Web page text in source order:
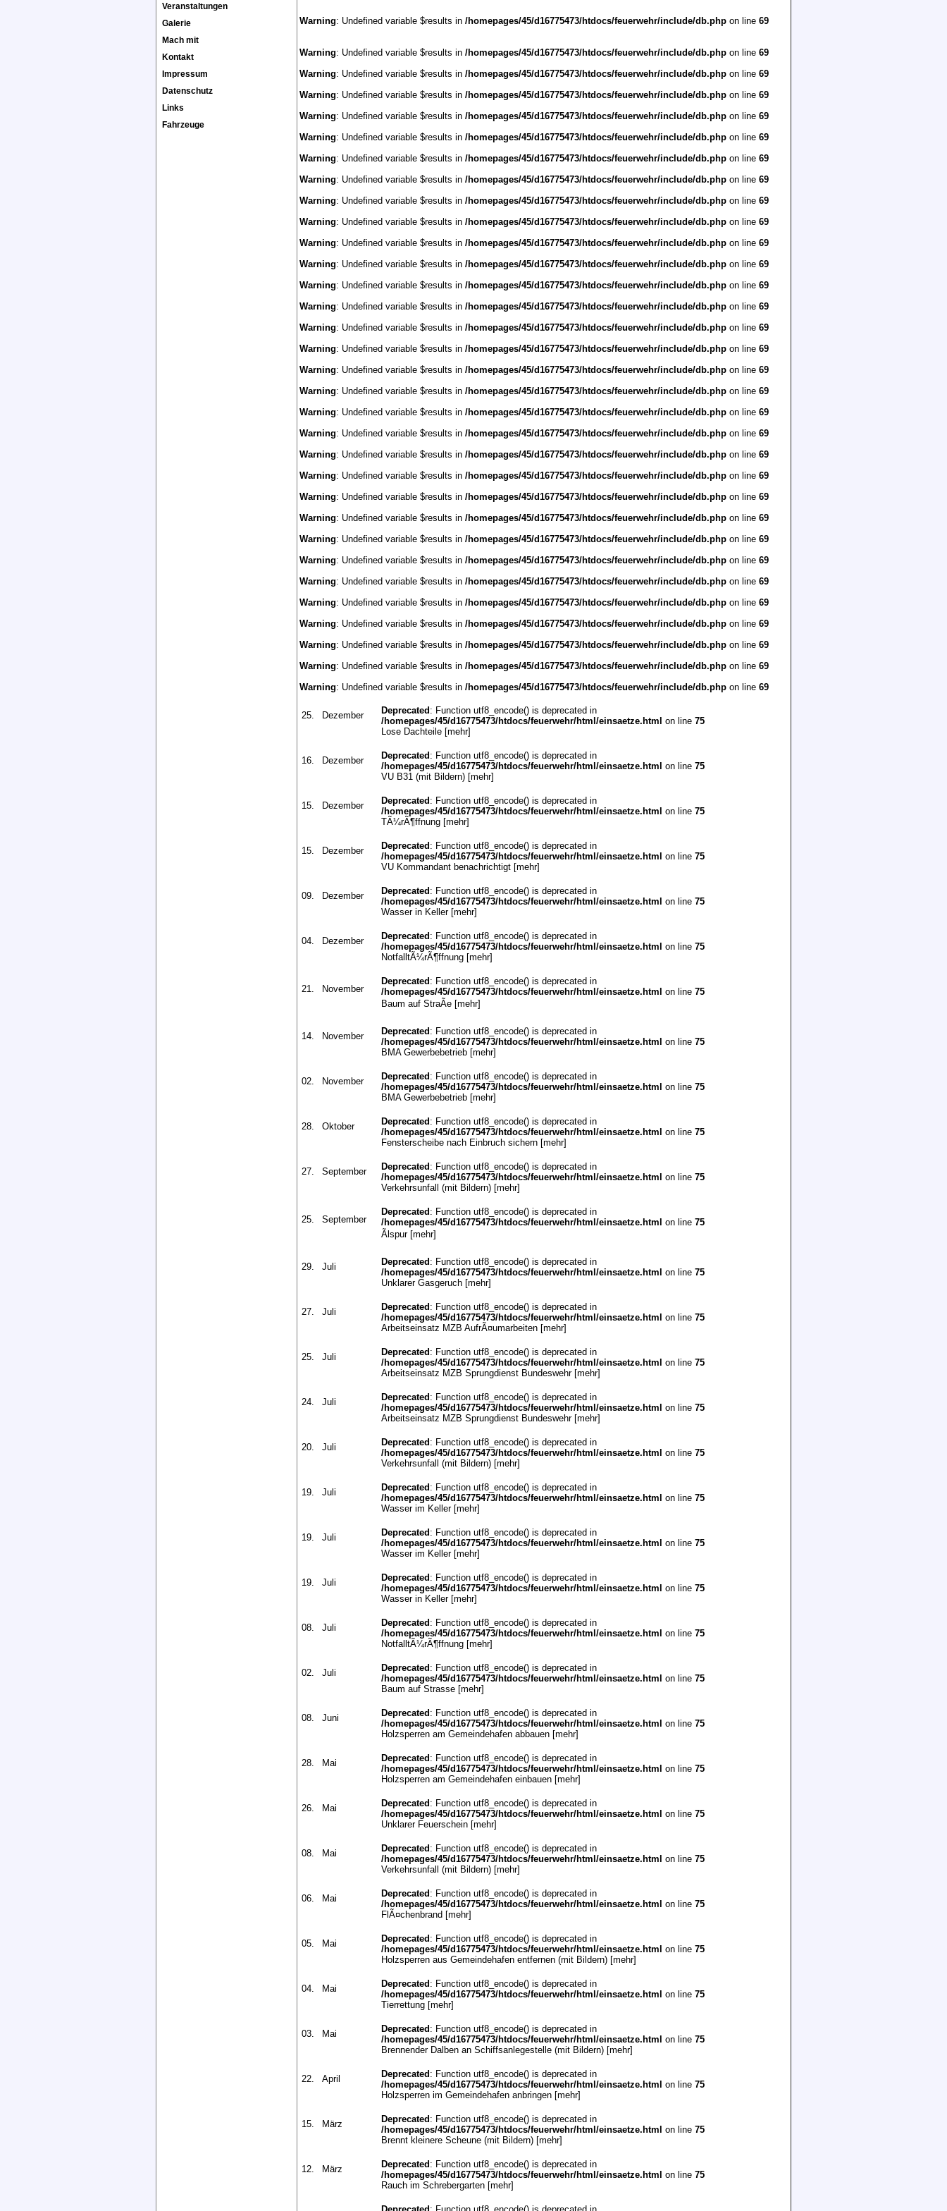
Veranstaltungen
Galerie
Mach mit
Kontakt
Impressum
Datenschutz
Links
Fahrzeuge
Warning: Undefined variable $results in /homepages/45/d16775473/htdocs/feuerwehr/include/db.php on line 69
Warning: Undefined variable $results in /homepages/45/d16775473/htdocs/feuerwehr/include/db.php on line 69
Warning: Undefined variable $results in /homepages/45/d16775473/htdocs/feuerwehr/include/db.php on line 69
Warning: Undefined variable $results in /homepages/45/d16775473/htdocs/feuerwehr/include/db.php on line 69
Warning: Undefined variable $results in /homepages/45/d16775473/htdocs/feuerwehr/include/db.php on line 69
Warning: Undefined variable $results in /homepages/45/d16775473/htdocs/feuerwehr/include/db.php on line 69
Warning: Undefined variable $results in /homepages/45/d16775473/htdocs/feuerwehr/include/db.php on line 69
Warning: Undefined variable $results in /homepages/45/d16775473/htdocs/feuerwehr/include/db.php on line 69
Warning: Undefined variable $results in /homepages/45/d16775473/htdocs/feuerwehr/include/db.php on line 69
Warning: Undefined variable $results in /homepages/45/d16775473/htdocs/feuerwehr/include/db.php on line 69
Warning: Undefined variable $results in /homepages/45/d16775473/htdocs/feuerwehr/include/db.php on line 69
Warning: Undefined variable $results in /homepages/45/d16775473/htdocs/feuerwehr/include/db.php on line 69
Warning: Undefined variable $results in /homepages/45/d16775473/htdocs/feuerwehr/include/db.php on line 69
Warning: Undefined variable $results in /homepages/45/d16775473/htdocs/feuerwehr/include/db.php on line 69
Warning: Undefined variable $results in /homepages/45/d16775473/htdocs/feuerwehr/include/db.php on line 69
Warning: Undefined variable $results in /homepages/45/d16775473/htdocs/feuerwehr/include/db.php on line 69
Warning: Undefined variable $results in /homepages/45/d16775473/htdocs/feuerwehr/include/db.php on line 69
Warning: Undefined variable $results in /homepages/45/d16775473/htdocs/feuerwehr/include/db.php on line 69
Warning: Undefined variable $results in /homepages/45/d16775473/htdocs/feuerwehr/include/db.php on line 69
Warning: Undefined variable $results in /homepages/45/d16775473/htdocs/feuerwehr/include/db.php on line 69
Warning: Undefined variable $results in /homepages/45/d16775473/htdocs/feuerwehr/include/db.php on line 69
Warning: Undefined variable $results in /homepages/45/d16775473/htdocs/feuerwehr/include/db.php on line 69
Warning: Undefined variable $results in /homepages/45/d16775473/htdocs/feuerwehr/include/db.php on line 69
Warning: Undefined variable $results in /homepages/45/d16775473/htdocs/feuerwehr/include/db.php on line 69
Warning: Undefined variable $results in /homepages/45/d16775473/htdocs/feuerwehr/include/db.php on line 69
Warning: Undefined variable $results in /homepages/45/d16775473/htdocs/feuerwehr/include/db.php on line 69
Warning: Undefined variable $results in /homepages/45/d16775473/htdocs/feuerwehr/include/db.php on line 69
Warning: Undefined variable $results in /homepages/45/d16775473/htdocs/feuerwehr/include/db.php on line 69
Warning: Undefined variable $results in /homepages/45/d16775473/htdocs/feuerwehr/include/db.php on line 69
Warning: Undefined variable $results in /homepages/45/d16775473/htdocs/feuerwehr/include/db.php on line 69
Warning: Undefined variable $results in /homepages/45/d16775473/htdocs/feuerwehr/include/db.php on line 69
Warning: Undefined variable $results in /homepages/45/d16775473/htdocs/feuerwehr/include/db.php on line 69
25. Dezember Deprecated : Function utf8_encode() is deprecated in
/homepages/45/d16775473/htdocs/feuerwehr/html/einsaetze.html on line 75
Lose Dachteile [mehr]
16. Dezember Deprecated : Function utf8_encode() is deprecated in
/homepages/45/d16775473/htdocs/feuerwehr/html/einsaetze.html on line 75
VU B31 (mit Bildern) [mehr]
15. Dezember Deprecated : Function utf8_encode() is deprecated in
/homepages/45/d16775473/htdocs/feuerwehr/html/einsaetze.html on line 75
TÃ¼rÃ¶ffnung [mehr]
15. Dezember Deprecated : Function utf8_encode() is deprecated in
/homepages/45/d16775473/htdocs/feuerwehr/html/einsaetze.html on line 75
VU Kommandant benachrichtigt [mehr]
09. Dezember Deprecated : Function utf8_encode() is deprecated in
/homepages/45/d16775473/htdocs/feuerwehr/html/einsaetze.html on line 75
Wasser in Keller [mehr]
04. Dezember Deprecated : Function utf8_encode() is deprecated in
/homepages/45/d16775473/htdocs/feuerwehr/html/einsaetze.html on line 75
NotfalltÃ¼rÃ¶ffnung [mehr]
21. November
Deprecated : Function utf8_encode() is deprecated in
/homepages/45/d16775473/htdocs/feuerwehr/html/einsaetze.html on line 75
Baum auf StraÃe [mehr]
14. November Deprecated : Function utf8_encode() is deprecated in
/homepages/45/d16775473/htdocs/feuerwehr/html/einsaetze.html on line 75
BMA Gewerbebetrieb [mehr]
02. November Deprecated : Function utf8_encode() is deprecated in
/homepages/45/d16775473/htdocs/feuerwehr/html/einsaetze.html on line 75
BMA Gewerbebetrieb [mehr]
28. Oktober Deprecated : Function utf8_encode() is deprecated in
/homepages/45/d16775473/htdocs/feuerwehr/html/einsaetze.html on line 75
Fensterscheibe nach Einbruch sichern [mehr]
27. September Deprecated : Function utf8_encode() is deprecated in
/homepages/45/d16775473/htdocs/feuerwehr/html/einsaetze.html on line 75
Verkehrsunfall (mit Bildern) [mehr]
25. September
Deprecated : Function utf8_encode() is deprecated in
/homepages/45/d16775473/htdocs/feuerwehr/html/einsaetze.html on line 75
Ãlspur [mehr]
29. Juli Deprecated : Function utf8_encode() is deprecated in
/homepages/45/d16775473/htdocs/feuerwehr/html/einsaetze.html on line 75
Unklarer Gasgeruch [mehr]
27. Juli Deprecated : Function utf8_encode() is deprecated in
/homepages/45/d16775473/htdocs/feuerwehr/html/einsaetze.html on line 75
Arbeitseinsatz MZB AufrÃ¤umarbeiten [mehr]
25. Juli Deprecated : Function utf8_encode() is deprecated in
/homepages/45/d16775473/htdocs/feuerwehr/html/einsaetze.html on line 75
Arbeitseinsatz MZB Sprungdienst Bundeswehr [mehr]
24. Juli Deprecated : Function utf8_encode() is deprecated in
/homepages/45/d16775473/htdocs/feuerwehr/html/einsaetze.html on line 75
Arbeitseinsatz MZB Sprungdienst Bundeswehr [mehr]
20. Juli Deprecated : Function utf8_encode() is deprecated in
/homepages/45/d16775473/htdocs/feuerwehr/html/einsaetze.html on line 75
Verkehrsunfall (mit Bildern) [mehr]
19. Juli Deprecated : Function utf8_encode() is deprecated in
/homepages/45/d16775473/htdocs/feuerwehr/html/einsaetze.html on line 75
Wasser im Keller [mehr]
19. Juli Deprecated : Function utf8_encode() is deprecated in
/homepages/45/d16775473/htdocs/feuerwehr/html/einsaetze.html on line 75
Wasser im Keller [mehr]
19. Juli Deprecated : Function utf8_encode() is deprecated in
/homepages/45/d16775473/htdocs/feuerwehr/html/einsaetze.html on line 75
Wasser in Keller [mehr]
08. Juli Deprecated : Function utf8_encode() is deprecated in
/homepages/45/d16775473/htdocs/feuerwehr/html/einsaetze.html on line 75
NotfalltÃ¼rÃ¶ffnung [mehr]
02. Juli Deprecated : Function utf8_encode() is deprecated in
/homepages/45/d16775473/htdocs/feuerwehr/html/einsaetze.html on line 75
Baum auf Strasse [mehr]
08. Juni Deprecated : Function utf8_encode() is deprecated in
/homepages/45/d16775473/htdocs/feuerwehr/html/einsaetze.html on line 75
Holzsperren am Gemeindehafen abbauen [mehr]
28. Mai Deprecated : Function utf8_encode() is deprecated in
/homepages/45/d16775473/htdocs/feuerwehr/html/einsaetze.html on line 75
Holzsperren am Gemeindehafen einbauen [mehr]
26. Mai Deprecated : Function utf8_encode() is deprecated in
/homepages/45/d16775473/htdocs/feuerwehr/html/einsaetze.html on line 75
Unklarer Feuerschein [mehr]
08. Mai Deprecated : Function utf8_encode() is deprecated in
/homepages/45/d16775473/htdocs/feuerwehr/html/einsaetze.html on line 75
Verkehrsunfall (mit Bildern) [mehr]
06. Mai Deprecated : Function utf8_encode() is deprecated in
/homepages/45/d16775473/htdocs/feuerwehr/html/einsaetze.html on line 75
FlÃ¤chenbrand [mehr]
05. Mai Deprecated : Function utf8_encode() is deprecated in
/homepages/45/d16775473/htdocs/feuerwehr/html/einsaetze.html on line 75
Holzsperren aus Gemeindehafen entfernen (mit Bildern) [mehr]
04. Mai Deprecated : Function utf8_encode() is deprecated in
/homepages/45/d16775473/htdocs/feuerwehr/html/einsaetze.html on line 75
Tierrettung [mehr]
03. Mai Deprecated : Function utf8_encode() is deprecated in
/homepages/45/d16775473/htdocs/feuerwehr/html/einsaetze.html on line 75
Brennender Dalben an Schiffsanlegestelle (mit Bildern) [mehr]
22. April Deprecated : Function utf8_encode() is deprecated in
/homepages/45/d16775473/htdocs/feuerwehr/html/einsaetze.html on line 75
Holzsperren im Gemeindehafen anbringen [mehr]
15. März Deprecated : Function utf8_encode() is deprecated in
/homepages/45/d16775473/htdocs/feuerwehr/html/einsaetze.html on line 75
Brennt kleinere Scheune (mit Bildern) [mehr]
12. März Deprecated : Function utf8_encode() is deprecated in
/homepages/45/d16775473/htdocs/feuerwehr/html/einsaetze.html on line 75
Rauch im Schrebergarten [mehr]